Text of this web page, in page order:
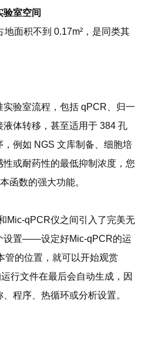
验室空间
地面积不到 0.17m²，是同类其
验室流程，包括 qPCR、归一
体转移，甚至适用于 384 孔
例如 NGS 文库制备、细胞培
或耐药性的最低抑制浓度，您
函数的强大功能。
Mic-qPCR仪之间引入了完美无
设置——设定好Mic-qPCR的运
管的位置，就可以开始观赏
行文件在最后会自动生成，因
程序、热循环或分析设置。